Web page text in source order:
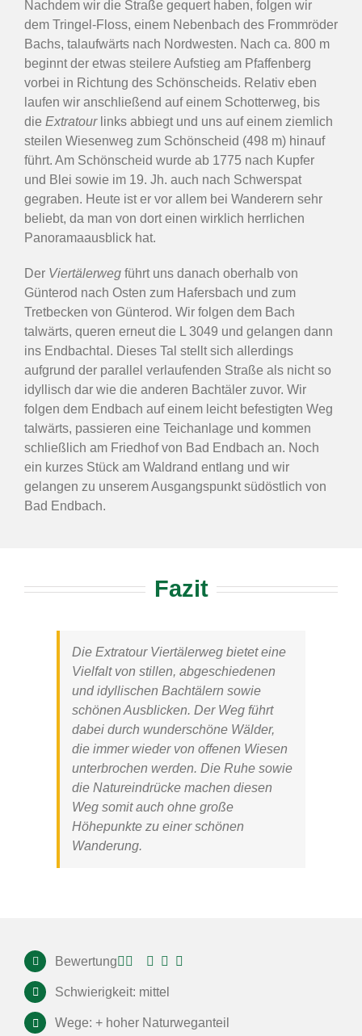
Nachdem wir die Straße gequert haben, folgen wir
dem Tringel-Floss, einem Nebenbach des Frommröder
Bachs, talaufwärts nach Nordwesten. Nach ca. 800 m
beginnt der etwas steilere Aufstieg am Pfaffenberg
vorbei in Richtung des Schönscheids. Relativ eben
laufen wir anschließend auf einem Schotterweg, bis
die Extratourlinks abbiegt und uns auf einem ziemlich
steilen Wiesenweg zum Schönscheid (498 m) hinauf
führt. Am Schönscheid wurde ab 1775 nach Kupfer
und Blei sowie im 19. Jh. auch nach Schwerspat
gegraben. Heute ist er vor allem bei Wanderern sehr
beliebt, da man von dort einen wirklich herrlichen
Panoramaausblick hat.
Der Viertälerweg führt uns danach oberhalb von
Günterod nach Osten zum Hafersbach und zum
Tretbecken von Günterod. Wir folgen dem Bach
talwärts, queren erneut die L 3049 und gelangen dann
ins Endbachtal. Dieses Tal stellt sich allerdings
aufgrund der parallel verlaufenden Straße als nicht so
idyllisch dar wie die anderen Bachtäler zuvor. Wir
folgen dem Endbach auf einem leicht befestigten Weg
talwärts, passieren eine Teichanlage und kommen
schließlich am Friedhof von Bad Endbach an. Noch
ein kurzes Stück am Waldrand entlang und wir
gelangen zu unserem Ausgangspunkt südöstlich von
Bad Endbach.
Fazit
Die Extratour Viertälerweg bietet eine
Vielfalt von stillen, abgeschiedenen
und idyllischen Bachtälern sowie
schönen Ausblicken. Der Weg führt
dabei durch wunderschöne Wälder,
die immer wieder von offenen Wiesen
unterbrochen werden. Die Ruhe sowie
die Natureindrücke machen diesen
Weg somit auch ohne große
Höhepunkte zu einer schönen
Wanderung.
Bewertung
Schwierigkeit: mittel
Wege: + hoher Naturweganteil